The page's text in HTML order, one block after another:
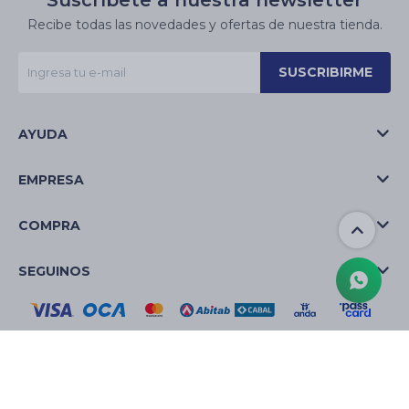
Recibe todas las novedades y ofertas de nuestra tienda.
SUSCRIBIRME
AYUDA
EMPRESA
COMPRA
SEGUINOS